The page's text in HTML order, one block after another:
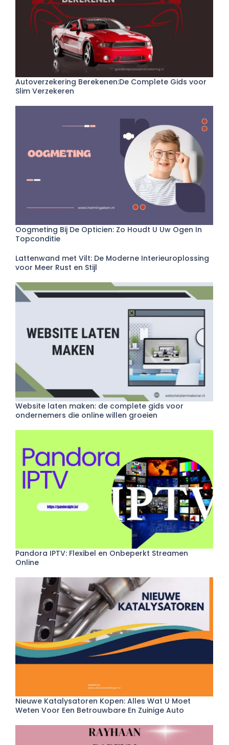
Autoverzekering Berekenen:De Complete Gids voor
Slim Verzekeren
Oogmeting Bij De Opticien: Zo Houdt U Uw Ogen In
Topconditie
Lattenwand met Vilt: De Moderne Interieuroplossing
voor Meer Rust en Stijl
Website laten maken: de complete gids voor
ondernemers die online willen groeien
Pandora IPTV: Flexibel en Onbeperkt Streamen
Online
Nieuwe Katalysatoren Kopen: Alles Wat U Moet
Weten Voor Een Betrouwbare En Zuinige Auto